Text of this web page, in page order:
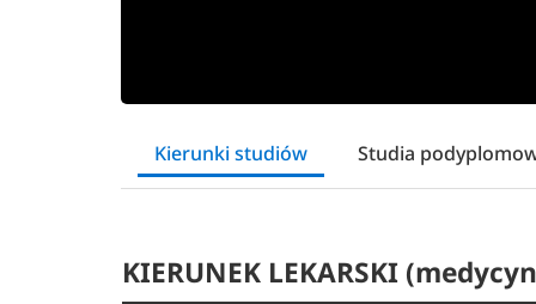
Kierunki studiów Studia
KIERUNEK LEKARSKI